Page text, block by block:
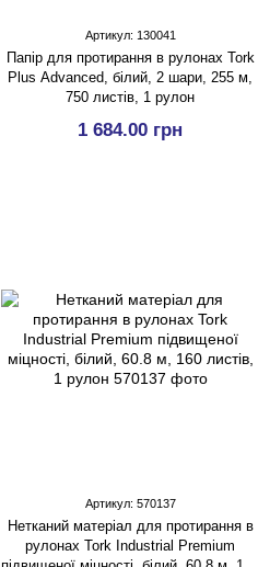
Артикул: 130041
Папір для протирання в рулонах Tork
Plus Advanced, білий, 2 шари, 255 м,
750 листів, 1 рулон
1 684.00 грн
Артикул: 570137
Нетканий матеріал для протирання в
рулонах Tork Industrial Premium